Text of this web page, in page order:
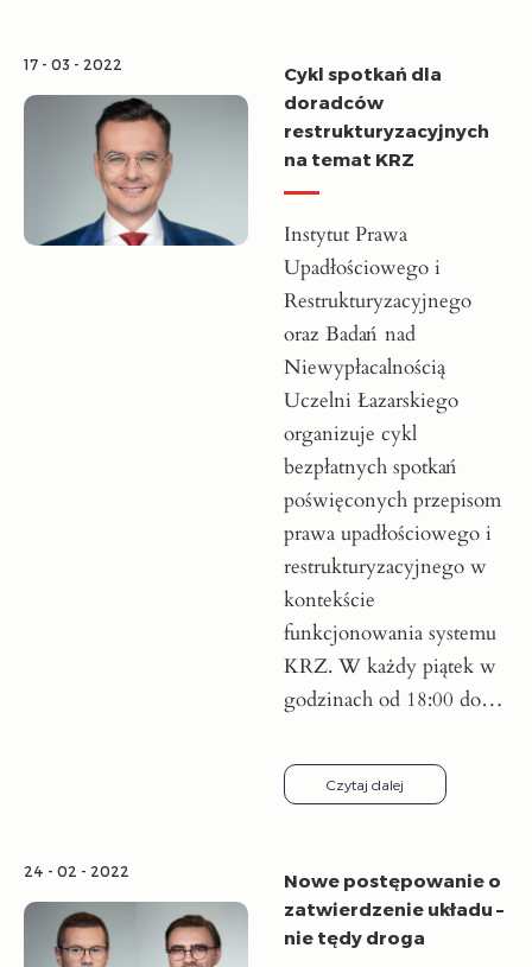
17 - 03 - 2022
Cykl spotkań dla
doradców
restrukturyzacyjnych
na temat KRZ
Instytut Prawa
Upadłościowego i
Restrukturyzacyjnego
oraz Badań nad
Niewypłacalnością
Uczelni Łazarskiego
organizuje cykl
bezpłatnych spotkań
poświęconych przepisom
prawa upadłościowego i
restrukturyzacyjnego w
kontekście
funkcjonowania systemu
KRZ. W każdy piątek w
godzinach od 18:00 do…
Czytaj dalej
24 - 02 - 2022
Nowe postępowanie o
zatwierdzenie układu –
nie tędy droga